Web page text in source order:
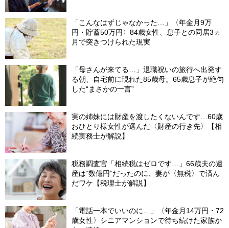
「こんなはずじゃなかった…」〈年金月9万
円・貯蓄50万円〉84歳女性、息子との同居3ヵ
月で突きつけられた現実
「母さんが来てる…」退職祝いの旅行へ出発す
る朝、自宅前に現れた85歳母。65歳息子が絶句
した“まさかの一言”
実の姉妹には財産を渡したくないんです…60歳
おひとり様女性が選んだ〈財産の行き先〉【相
続実務士が解説】
税務調査官「相続税はゼロです…」66歳夫の遺
産は“数億円”だったのに、妻が〈無税〉で済ん
だワケ【税理士が解説】
「電話一本でいいのに…」〈年金月14万円・72
歳女性〉シニアマンションで待ち続けた家族か